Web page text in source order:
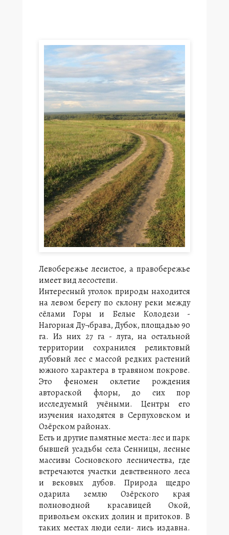
Левобережье лесистое, а правобережье
имеет вид лесостепи.
Интересный уголок природы находится
на левом берегу по склону реки между
сёлами Горы и Белые Колодези -
Нагорная Ду¬брава, Дубок, площадью 90
га. Из них 27 га - луга, на остальной
территории сохранился реликтовый
дубовый лес с массой редких растений
южного характера в травяном покрове.
Это феномен оклетие рождения
автораской флоры, до сих пор
исследуемый учёными. Центры его
изучения находятся в Серпуховском и
Озёрском районах.
Есть и другие памятные места: лес и парк
бывшей усадьбы села Сенницы, лесные
массивы Сосновского лесничества, где
встречаются участки девственного леса
и вековых дубов. Природа щедро
одарила землю Озёрского края
полноводной красавицей Окой,
привольем окских долин и притоков. В
таких местах люди сели- лись издавна.